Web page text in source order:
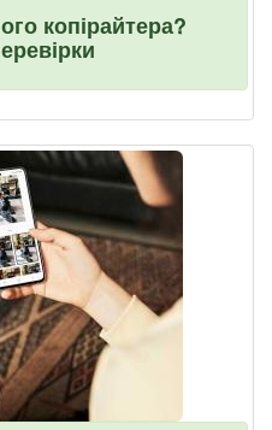
копірайтера?